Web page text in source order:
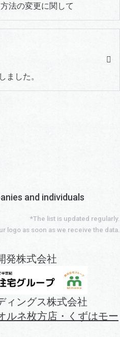
法の変更に関して
ました。
and individuals
*The list is updated regularly.
logo as soon as we receive the data.
発株式会社
ィングス株式会社
ルネ枚方店・くずはモー